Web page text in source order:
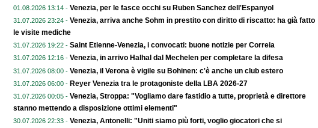
01.08.2026 13:14 - Venezia, per le fasce occhi su Ruben Sanchez dell'Espanyol
31.07.2026 23:24 - Venezia, arriva anche Sohm in prestito con diritto di riscatto: ha già fatto
le visite mediche
31.07.2026 19:22 - Saint Etienne-Venezia, i convocati: buone notizie per Correia
31.07.2026 12:16 - Venezia, in arrivo Halhal dal Mechelen per completare la difesa
31.07.2026 08:00 - Venezia, il Verona è vigile su Bohinen: c'è anche un club estero
31.07.2026 06:00 - Reyer Venezia tra le protagoniste della LBA 2026-27
31.07.2026 00:05 - Venezia, Stroppa: "Vogliamo dare fastidio a tutte, proprietà e direttore
stanno mettendo a disposizione ottimi elementi"
30.07.2026 22:33 - Venezia, Antonelli: "Uniti siamo più forti, voglio giocatori che si